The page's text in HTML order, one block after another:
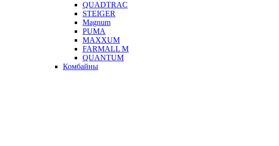
QUADTRAC
STEIGER
Magnum
PUMA
MAXXUM
FARMALL M
QUANTUM
Комбайны